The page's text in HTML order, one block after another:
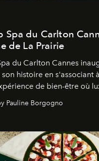
Spa du Carlton
de La Prairie
du Carlton Cannes
histoire en s'associant
de bien-être où
Pauline Borgogno